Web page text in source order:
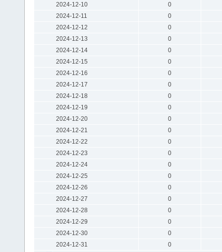
2024-12-10
0
2024-12-11
0
2024-12-12
0
2024-12-13
0
2024-12-14
0
2024-12-15
0
2024-12-16
0
2024-12-17
0
2024-12-18
0
2024-12-19
0
2024-12-20
0
2024-12-21
0
2024-12-22
0
2024-12-23
0
2024-12-24
0
2024-12-25
0
2024-12-26
0
2024-12-27
0
2024-12-28
0
2024-12-29
0
2024-12-30
0
2024-12-31
0